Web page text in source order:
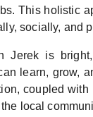
This holistic
socially, and
Jerek is
learn, grow,
coupled
local